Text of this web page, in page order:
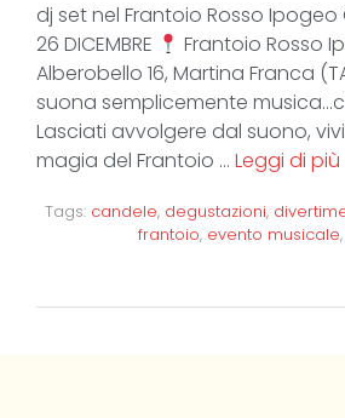
dj set nel Frantoio Rosso Ipogeo
26 DICEMBRE
Frantoio Rosso
Alberobello 16, Martina Franca
suona semplicemente
Lasciati avvolgere dal suono,
magia del Frantoio … Leggi di più
Tags: candele, degustazioni,
frantoio, evento musicale,